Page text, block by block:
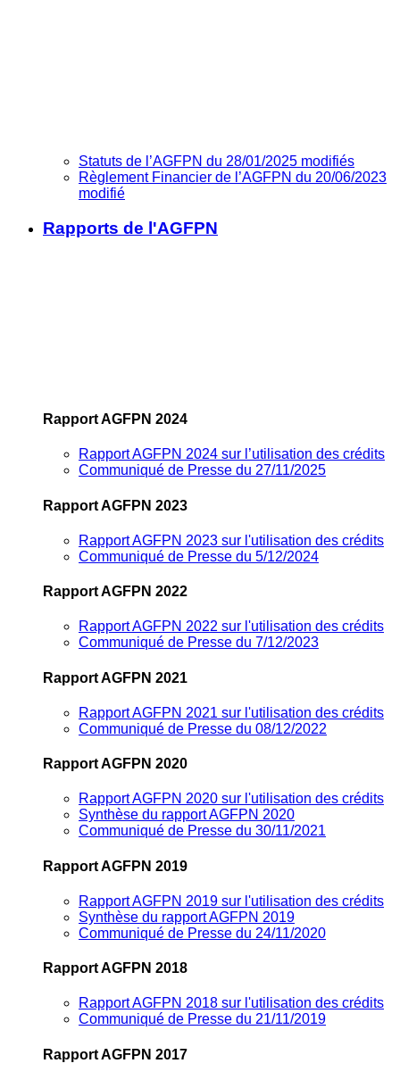
Statuts de l’AGFPN du 28/01/2025 modifiés
Règlement Financier de l’AGFPN du 20/06/2023
modifié
Rapports de l'AGFPN
Rapport AGFPN 2024
Rapport AGFPN 2024 sur l’utilisation des crédits
Communiqué de Presse du 27/11/2025
Rapport AGFPN 2023
Rapport AGFPN 2023 sur l'utilisation des crédits
Communiqué de Presse du 5/12/2024
Rapport AGFPN 2022
Rapport AGFPN 2022 sur l'utilisation des crédits
Communiqué de Presse du 7/12/2023
Rapport AGFPN 2021
Rapport AGFPN 2021 sur l'utilisation des crédits
Communiqué de Presse du 08/12/2022
Rapport AGFPN 2020
Rapport AGFPN 2020 sur l'utilisation des crédits
Synthèse du rapport AGFPN 2020
Communiqué de Presse du 30/11/2021
Rapport AGFPN 2019
Rapport AGFPN 2019 sur l'utilisation des crédits
Synthèse du rapport AGFPN 2019
Communiqué de Presse du 24/11/2020
Rapport AGFPN 2018
Rapport AGFPN 2018 sur l'utilisation des crédits
Communiqué de Presse du 21/11/2019
Rapport AGFPN 2017